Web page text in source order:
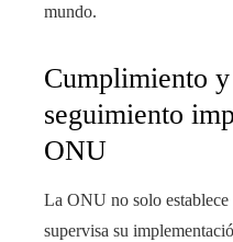
mundo.
Cumplimiento
seguimiento
ONU
La ONU no solo establece
supervisa su